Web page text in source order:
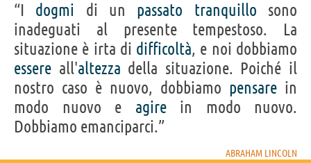
“I dogmi di un passato tranquillo sono
inadeguati al presente tempestoso. La
situazione è irta di difficoltà, e noi dobbiamo
essere all'altezza della situazione. Poiché il
nostro caso è nuovo, dobbiamo pensare in
modo nuovo e agirein modo nuovo.
Dobbiamo emanciparci.”
ABRAHAM LINCOLN